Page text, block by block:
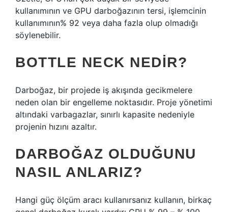
kullanımının ve GPU darboğazının tersi, işlemcinin
kullanımının% 92 veya daha fazla olup olmadığı
söylenebilir.
BOTTLE NECK NEDIR?
Darboğaz, bir projede iş akışında gecikmelere
neden olan bir engelleme noktasıdır. Proje yönetimi
altındaki varbagazlar, sınırlı kapasite nedeniyle
projenin hızını azaltır.
DARBOĞAZ OLDUĞUNU
NASIL ANLARIZ?
Hangi güç ölçüm aracı kullanırsanız kullanın, birkaç